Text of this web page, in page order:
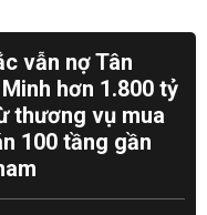
vẫn nợ Tân
hơn 1.800 tỷ
thương vụ mua
100 tầng gần